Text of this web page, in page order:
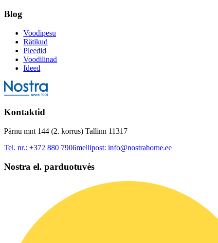
Blog
Voodipesu
Rätikud
Pleedid
Voodilinad
Ideed
Kontaktid
Pärnu mnt 144 (2. korrus) Tallinn 11317
Tel. nr.: +372 880 7906meilipost: info@nostrahome.ee
Nostra el. parduotuvės